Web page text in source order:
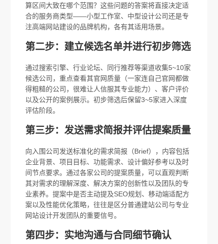
算区间大致在哪个范围？这些问题的答案将直接决定适
合的服务商类型——小型工作室、中型设计公司还是专
注高端网站建设的品牌机构，各有其适用场景。
第二步：建立候选名单并进行初步筛选
通过搜索引擎、行业论坛、同行推荐等渠道收集5~10家
候选公司，重点查看其官网质量（一家连自己官网都做
得粗糙的公司，很难让人信服其专业能力）、客户评价
以及公开的案例展示。初步筛选后保留3~5家进入深度
评估阶段。
第三步：发送需求简报并评估提案质量
向入围公司发送标准化的需求简报（Brief），内容包括
企业背景、项目目标、功能需求、设计偏好参考以及时
间节点要求。通过各家公司的提案质量，可以直观判断
其对需求的理解深度、解决方案的创新性以及团队的专
业素养。提案中是否主动提及SEO规划、移动端适配方
案以及性能优化策略，往往是区分普通建站公司与专业
网站设计开发团队的重要信号。
第四步：实地沟通与合同细节确认